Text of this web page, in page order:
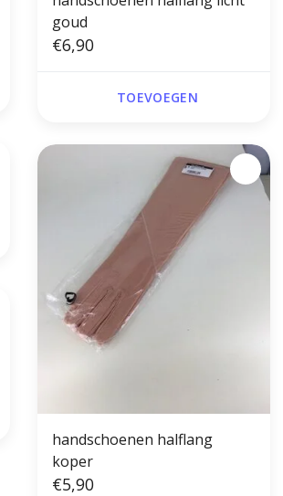
goud
€6,90
TOEVOEGEN
handschoenen halflang
koper
€5,90